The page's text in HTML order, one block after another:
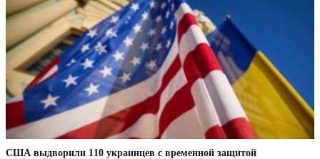
США выдворили 110 украинцев с временной защитой